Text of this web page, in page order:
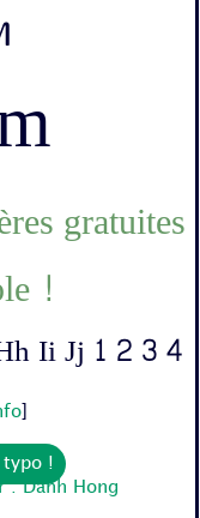
gratuites
!
Ii Jj 1 2 3 4
typo !
: Danh Hong